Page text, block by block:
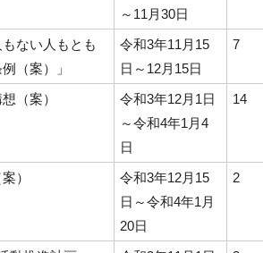
～11月30日
ない人もとも
（案）」
令和3年11月15
日～12月15日
7
（案）
令和3年12月1日
～令和4年1月4
日
14
）
令和3年12月15
日～令和4年1月
20日
2